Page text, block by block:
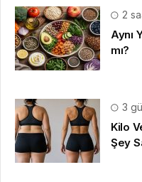
2
Aynı
mı?
3
Kilo
Şey